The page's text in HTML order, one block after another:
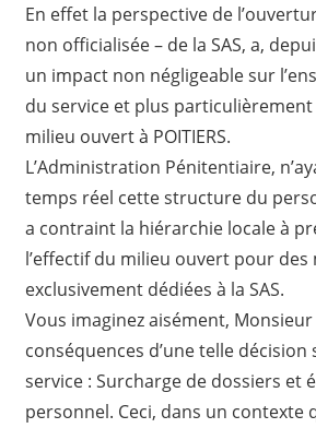
En effet la perspective de
non officialisée – de la SAS, a,
un impact non négligeable sur
du service et plus
milieu ouvert à POITIERS.
L’Administration Pénitentiaire,
temps réel cette structure du
a contraint la hiérarchie locale à
l’effectif du milieu ouvert pour des
exclusivement dédiées à la SAS.
Vous imaginez aisément,
conséquences d’une telle décision
service : Surcharge de dossiers et
personnel. Ceci, dans un contexte